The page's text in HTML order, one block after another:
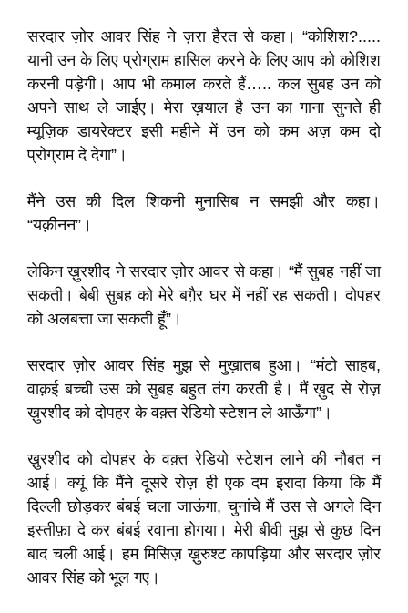
सरदार ज़ोर आवर सिंह ने ज़रा हैरत से कहा। “कोशिश?.....
यानी उन के लिए प्रोग्राम हासिल करने के लिए आप को कोशिश
करनी पड़ेगी। आप भी कमाल करते हैं….. कल सुबह उन को
अपने साथ ले जाईए। मेरा ख़याल है उन का गाना सुनते ही
म्यूज़िक डायरेक्टर इसी महीने में उन को कम अज़ कम दो
प्रोग्राम दे देगा”।
मैंने उस की दिल शिकनी मुनासिब न समझी और कहा।
“यक़ीनन”।
लेकिन ख़ुरशीद ने सरदार ज़ोर आवर से कहा। “मैं सुबह नहीं जा
सकती। बेबी सुबह को मेरे बगै़र घर में नहीं रह सकती। दोपहर
को अलबत्ता जा सकती हूँ”।
सरदार ज़ोर आवर सिंह मुझ से मुख़ातब हुआ। “मंटो साहब,
वाक़ई बच्ची उस को सुबह बहुत तंग करती है। मैं ख़ुद से रोज़
ख़ुरशीद को दोपहर के वक़्त रेडियो स्टेशन ले आऊँगा”।
ख़ुरशीद को दोपहर के वक़्त रेडियो स्टेशन लाने की नौबत न
आई। क्यूं कि मैंने दूसरे रोज़ ही एक दम इरादा किया कि मैं
दिल्ली छोड़कर बंबई चला जाऊंगा, चुनांचे मैं उस से अगले दिन
इस्तीफ़ा दे कर बंबई रवाना होगया। मेरी बीवी मुझ से कुछ दिन
बाद चली आई। हम मिसिज़ ख़ुरुश्ट कापड़िया और सरदार ज़ोर
आवर सिंह को भूल गए।